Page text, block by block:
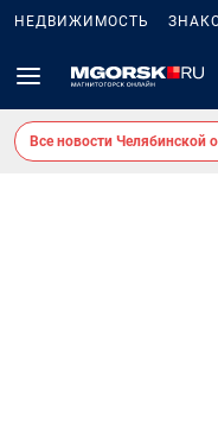
НЕДВИЖИМОСТЬ
Все новости Челябинской